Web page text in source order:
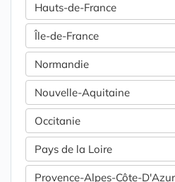
Hauts-de-France
Île-de-France
Normandie
Nouvelle-Aquitaine
Occitanie
Pays de la Loire
Provence-Alpes-Côte-D'Azur